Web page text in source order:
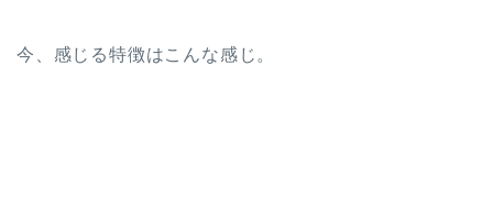
今、感じる特徴はこんな感じ。